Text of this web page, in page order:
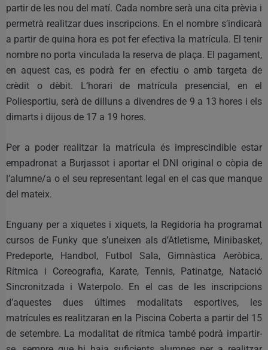
partir de les nou del matí. Cada nombre serà una cita prèvia i
permetrà realitzar dues inscripcions. En el nombre s’indicarà
a partir de quina hora es pot fer efectiva la matrícula. El tenir
nombre no porta vinculada la reserva de plaça. El pagament,
en aquest cas, es podrà fer en efectiu o amb targeta de
crèdit o dèbit. L’horari de matrícula presencial, en el
Poliesportiu, serà de dilluns a divendres de 9 a 13 hores i els
dimarts i dijous de 17 a 19 hores.
Per a poder realitzar la matrícula és imprescindible estar
empadronat a Burjassot i aportar el DNI original o còpia de
l’alumne/a o el seu representant legal en el cas que manque
del mateix.
Enguany per a xiquetes i xiquets, la Regidoria ha programat
cursos de Funky que s’uneixen als d’Atletisme, Minibasket,
Predeporte, Handbol, Futbol Sala, Gimnàstica Aeròbica,
Rítmica i Coreografia, Karate, Tennis, Patinatge, Natació
Sincronitzada i Waterpolo. En el cas de les inscripcions
d’aquestes dues últimes modalitats esportives, les
matrícules es realitzaran en la Piscina Coberta a partir del 15
de setembre. La modalitat de rítmica també podrà impartir-